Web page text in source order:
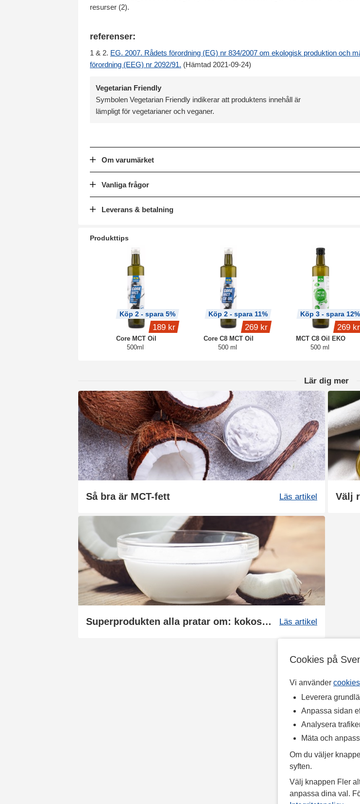
Cookies på
Vi använder cookies
Leverera
Anpassa sidan
Analysera
Mäta och
Om du väljer
syften.
Välj knappen Fler
anpassa dina val.
resurser (2).
referenser:
1 & 2. EG. 2007. Rådets förordning (EG) nr 834/2007 om ekologisk produktion och
förordning (EEG) nr 2092/91. (Hämtad 2021-09-24)
Vegetarian Friendly
Symbolen Vegetarian Friendly indikerar att produktens innehåll är
lämpligt för vegetarianer och veganer.
Om varumärket
Vanliga frågor
Leverans & betalning
Produkttips
Core MCT Oil
500ml
Köp 2 - spara 5%
189 kr
Core C8 MCT Oil
500 ml
Köp 2 - spara 11%
269 kr
MCT C8 Oil EKO
500 ml
Köp 3 - spara 12%
269 kr
Lär dig mer
Så bra är MCT-fett Läs artikel Välj
Superprodukten alla pratar om: kokosolja Läs artikel